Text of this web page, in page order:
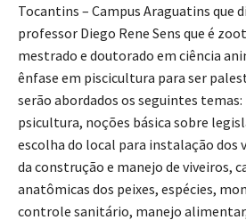
Tocantins – Campus Araguatins que
professor Diego Rene Sens que é
mestrado e doutorado em ciência
ênfase em piscicultura para ser
serão abordados os seguintes
psicultura, noções básica sobre
escolha do local para instalação dos
da construção e manejo de viveiros,
anatômicas dos peixes, espécies,
controle sanitário, manejo